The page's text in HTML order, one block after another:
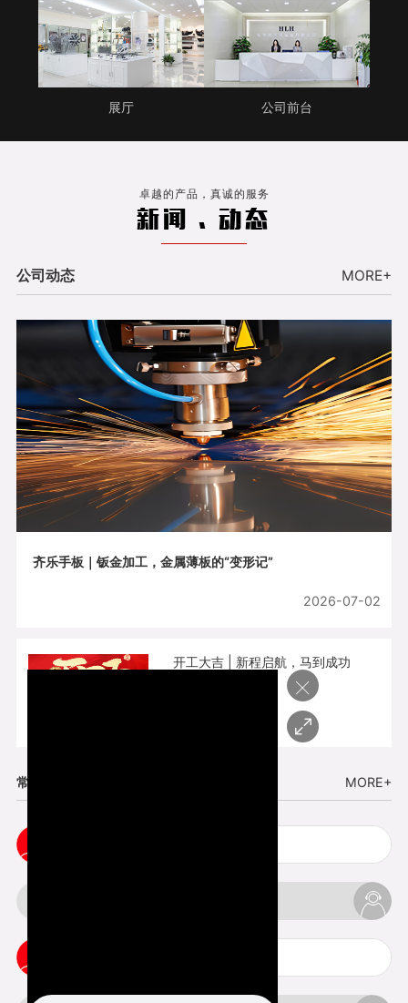
展厅 公司前台
卓越的产品，真诚的服务
新闻 . 动态
公司动态 MORE+
齐乐手板｜钣金加工，金属薄板的“变形记”
2026-07-02
开工大吉 | 新程启航，马到成功
常见问题 MORE+
×